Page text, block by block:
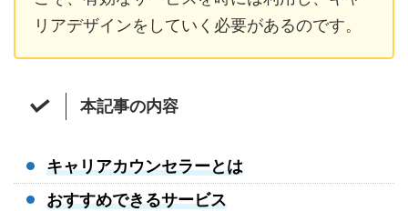
リアデザインをしていく必要があるのです。
本記事の内容
キャリアカウンセラーとは
おすすめできるサービス